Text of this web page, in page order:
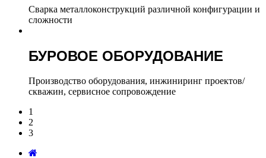
Сварка металлоконструкций различной конфигурации и
сложности
БУРОВОЕ ОБОРУДОВАНИЕ
Производство оборудования, инжиниринг проектов/
скважин, сервисное сопровождение
1
2
3